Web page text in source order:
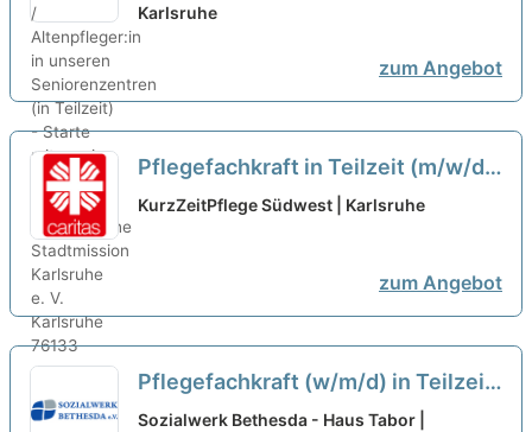
Seniorenzentren (in Teilzeit) -
Starte mit uns in die Zukunft!
Karlsruhe
zum Angebot
Pflegefachkraft in Teilzeit (m/w/d)
im Tagdienst - Bei uns macht
KurzZeitPflege Südwest | Karlsruhe
zum Angebot
Pflegefachkraft (w/m/d) in Teilzeit
(50-80%) - Hier gehören Sie hin!
Sozialwerk Bethesda - Haus Tabor |